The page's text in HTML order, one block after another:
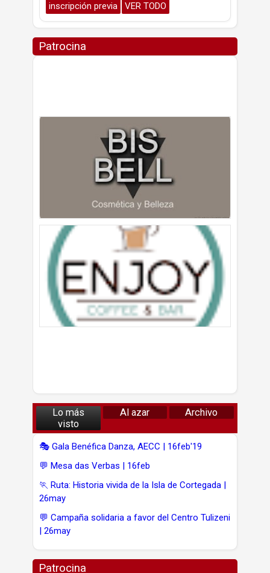
inscripción previa
VER TODO
Patrocina
Lo más
visto
Al azar Archivo
🎭 Gala Benéfica Danza, AECC | 16feb'19
💬 Mesa das Verbas | 16feb
🏃 Ruta: Historia vivida de la Isla de Cortegada |
26may
💬 Campaña solidaria a favor del Centro Tulizeni
| 26may
Patrocina